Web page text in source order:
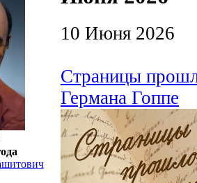
10 Июня 2026
Страницы
Германа Гоппе